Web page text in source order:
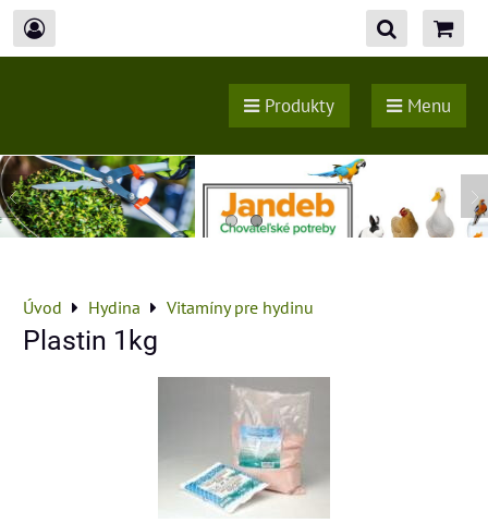
Produkty Menu
Úvod Hydina Vitamíny pre hydinu
Plastin 1kg